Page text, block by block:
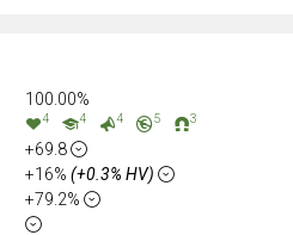
100.00%
4 4 4 5 3
+69.8
+16% (+0.3% HV)
+79.2%